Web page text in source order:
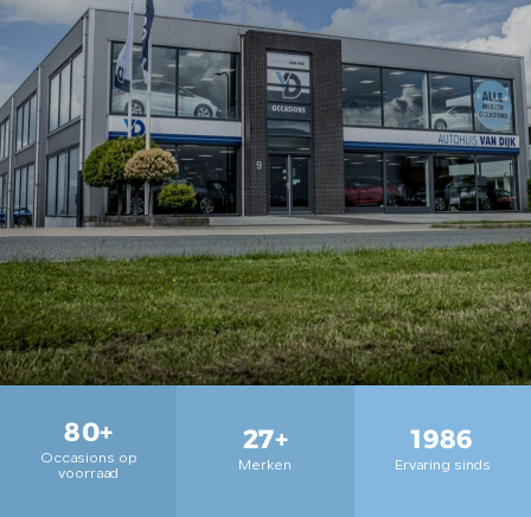
80+
Occasions op
voorraad
27+
Merken
1986
Ervaring sinds